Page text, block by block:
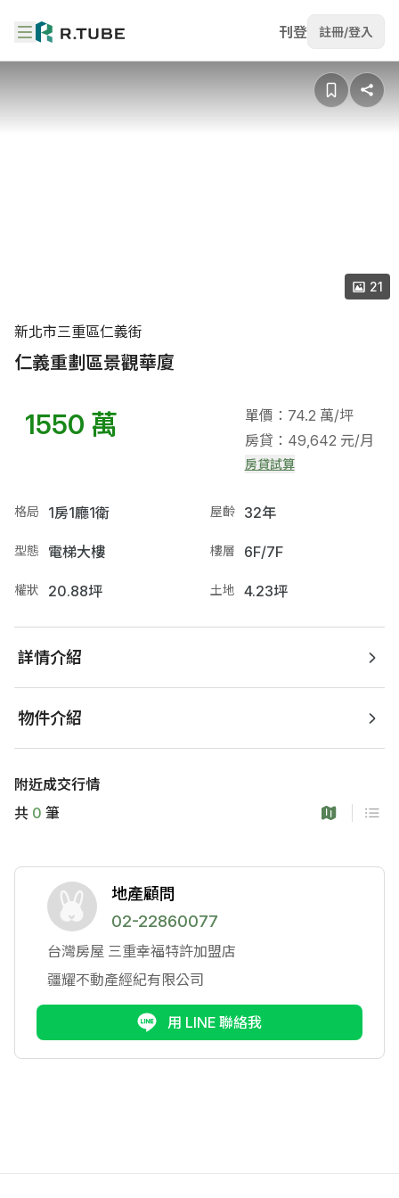
刊登 註冊/登入
新北市三重區仁義街
仁義重劃區景觀華廈
21
1550 萬
單價：74.2 萬/坪
房貸：49,642 元/月
房貸試算
格局 1房1廳1衛 屋齡 32年
型態 電梯大樓 樓層 6F/7F
權狀 20.88坪 土地 4.23坪
詳情介紹
物件介紹
附近成交行情
共 0 筆
地產顧問
02-22860077
台灣房屋 三重幸福特許加盟店
疆耀不動產經紀有限公司
用 LINE 聯絡我